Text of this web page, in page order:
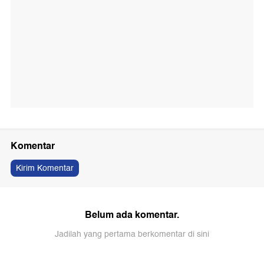
Komentar
Kirim Komentar
Belum ada komentar.
Jadilah yang pertama berkomentar di sini